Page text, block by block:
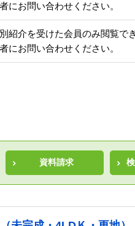
にお問い合わせください。
紹介を受けた会員のみ閲覧で
にお問い合わせください。
資料請求